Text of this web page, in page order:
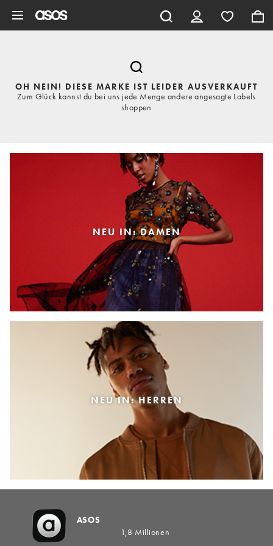
OH NEIN! DIESE MARKE IST LEIDER AUSVERKAUFT
Zum Glück kannst du bei uns jede Menge andere angesagte Labels
shoppen
NEU IN: DAMEN
NEU IN: HERREN
ASOS
1,8 Millionen